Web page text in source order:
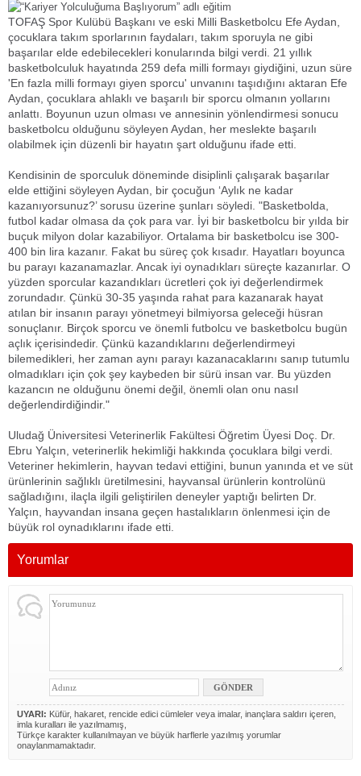
TOFAŞ Spor Kulübü Başkanı ve eski Milli Basketbolcu Efe Aydan,
çocuklara takım sporlarının faydaları, takım sporuyla ne gibi
başarılar elde edebilecekleri konularında bilgi verdi. 21 yıllık
basketbolculuk hayatında 259 defa milli formayı giydiğini, uzun süre
'En fazla milli formayı giyen sporcu' unvanını taşıdığını aktaran Efe
Aydan, çocuklara ahlaklı ve başarılı bir sporcu olmanın yollarını
anlattı. Boyunun uzun olması ve annesinin yönlendirmesi sonucu
basketbolcu olduğunu söyleyen Aydan, her meslekte başarılı
olabilmek için düzenli bir hayatın şart olduğunu ifade etti.
Kendisinin de sporculuk döneminde disiplinli çalışarak başarılar
elde ettiğini söyleyen Aydan, bir çocuğun ‘Aylık ne kadar
kazanıyorsunuz?’ sorusu üzerine şunları söyledi. "Basketbolda,
futbol kadar olmasa da çok para var. İyi bir basketbolcu bir yılda bir
buçuk milyon dolar kazabiliyor. Ortalama bir basketbolcu ise 300-
400 bin lira kazanır. Fakat bu süreç çok kısadır. Hayatları boyunca
bu parayı kazanamazlar. Ancak iyi oynadıkları süreçte kazanırlar. O
yüzden sporcular kazandıkları ücretleri çok iyi değerlendirmek
zorundadır. Çünkü 30-35 yaşında rahat para kazanarak hayat
atılan bir insanın parayı yönetmeyi bilmiyorsa geleceği hüsran
sonuçlanır. Birçok sporcu ve önemli futbolcu ve basketbolcu bugün
açlık içerisindedir. Çünkü kazandıklarını değerlendirmeyi
bilemedikleri, her zaman aynı parayı kazanacaklarını sanıp tutumlu
olmadıkları için çok şey kaybeden bir sürü insan var. Bu yüzden
kazancın ne olduğunu önemi değil, önemli olan onu nasıl
değerlendirdiğindir."
Uludağ Üniversitesi Veterinerlik Fakültesi Öğretim Üyesi Doç. Dr.
Ebru Yalçın, veterinerlik hekimliği hakkında çocuklara bilgi verdi.
Veteriner hekimlerin, hayvan tedavi ettiğini, bunun yanında et ve süt
ürünlerinin sağlıklı üretilmesini, hayvansal ürünlerin kontrolünü
sağladığını, ilaçla ilgili geliştirilen deneyler yaptığı belirten Dr.
Yalçın, hayvandan insana geçen hastalıkların önlenmesi için de
büyük rol oynadıklarını ifade etti.
Yorumlar
UYARI: Küfür, hakaret, rencide edici cümleler veya imalar, inançlara saldırı içeren,
imla kuralları ile yazılmamış,
Türkçe karakter kullanılmayan ve büyük harflerle yazılmış yorumlar
onaylanmamaktadır.